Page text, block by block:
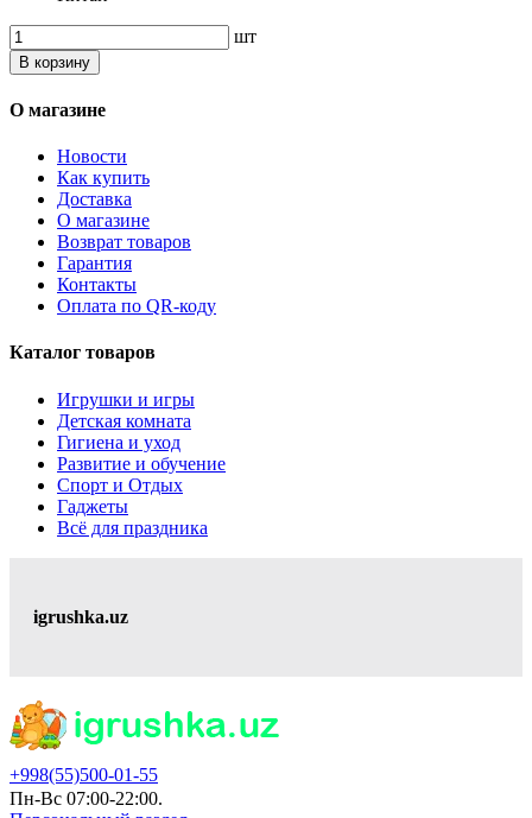
шт
В корзину
О магазине
Новости
Как купить
Доставка
О магазине
Возврат товаров
Гарантия
Контакты
Оплата по QR-коду
Каталог товаров
Игрушки и игры
Детская комната
Гигиена и уход
Развитие и обучение
Спорт и Отдых
Гаджеты
Всё для праздника
igrushka.uz
+998(55)500-01-55
Пн-Вс 07:00-22:00.